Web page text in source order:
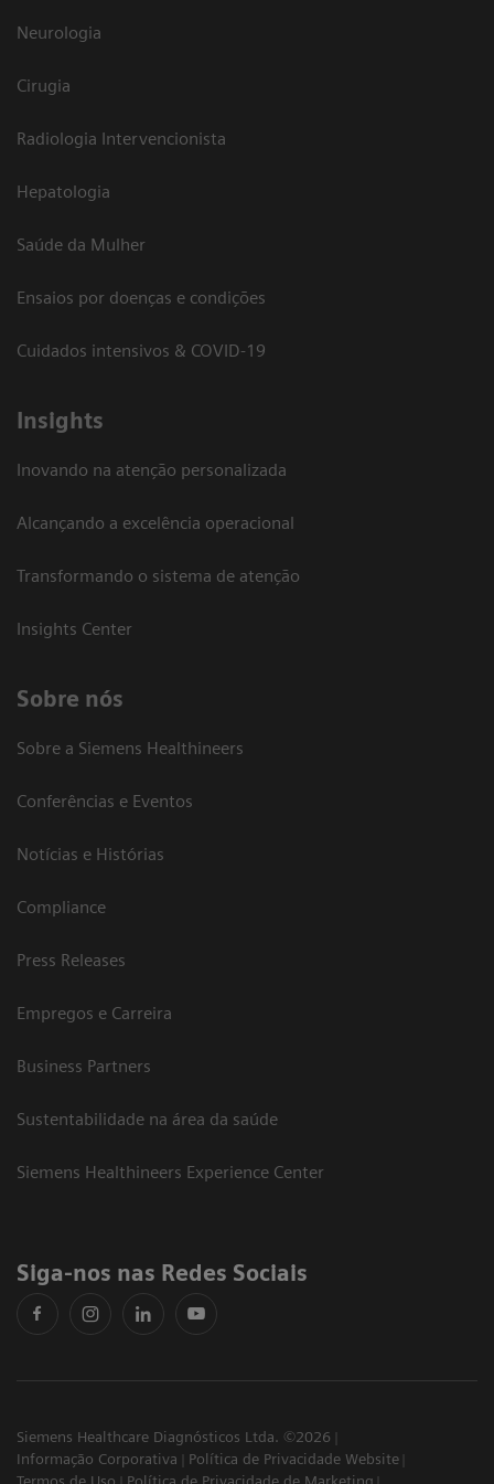
Neurologia
Cirugia
Radiologia Intervencionista
Hepatologia
Saúde da Mulher
Ensaios por doenças e condições
Cuidados intensivos & COVID-19
Insights
Inovando na atenção personalizada
Alcançando a excelência operacional
Transformando o sistema de atenção
Insights Center
Sobre nós
Sobre a Siemens Healthineers
Conferências e Eventos
Notícias e Histórias
Compliance
Press Releases
Empregos e Carreira
Business Partners
Sustentabilidade na área da saúde
Siemens Healthineers Experience Center
Siga-nos nas Redes Sociais
Siemens Healthcare Diagnósticos Ltda. ©2026
Informação Corporativa
Política de Privacidade Website